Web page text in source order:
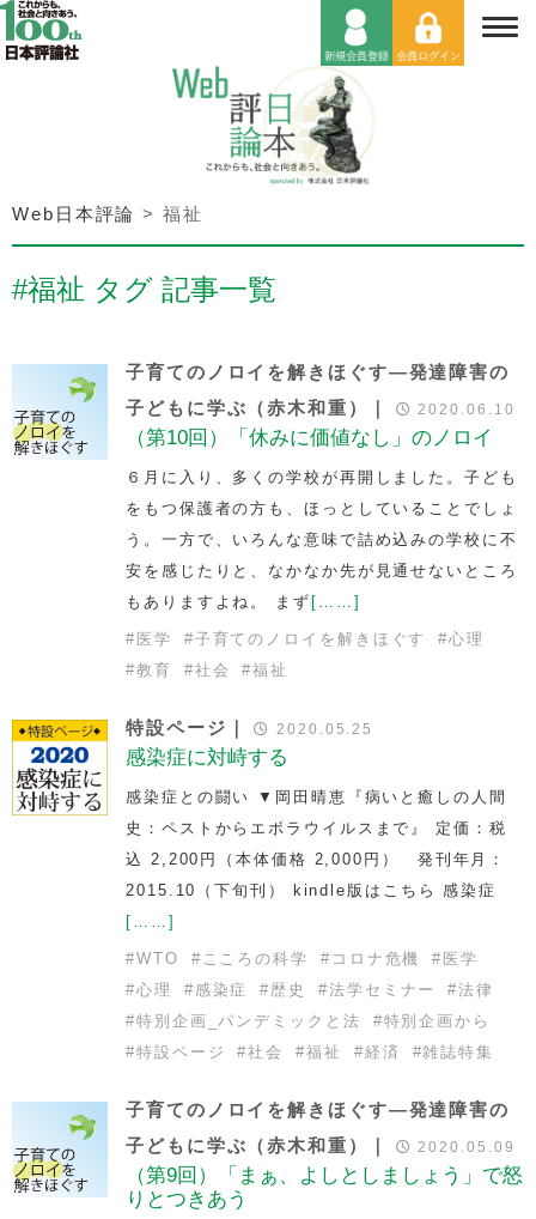
Web日本評論 >福祉
#福祉 タグ 記事一覧
子育てのノロイを解きほぐす―発達障害の
子どもに学ぶ（赤木和重）｜
2020.06.10
（第10回）「休みに価値なし」のノロイ
６月に入り、多くの学校が再開しました。子ども
をもつ保護者の方も、ほっとしていることでしょ
う。一方で、いろんな意味で詰め込みの学校に不
安を感じたりと、なかなか先が見通せないところ
もありますよね。 まず [……]
# 医学 #子育てのノロイを解きほぐす #心理
#教育 #社会 #福祉
特設ページ｜ 2020.05.25
感染症に対峙する
感染症との闘い ▼岡田晴恵『病いと癒しの人間
史：ペストからエボラウイルスまで』 定価：税
込 2,200円（本体価格 2,000円） 発刊年月：
2015.10（下旬刊） kindle版はこちら 感染症
[……]
#WTO # こころの科学 # コロナ危機 # 医学
#心理 # 感染症 # 歴史 #法学セミナー #法律
#特別企画_パンデミックと法 #特別企画から
#特設ページ #社会 #福祉 #経済 #雑誌特集
子育てのノロイを解きほぐす―発達障害の
子どもに学ぶ（赤木和重）｜
2020.05.09
（第9回）「まぁ、よしとしましょう」で怒
りとつきあう